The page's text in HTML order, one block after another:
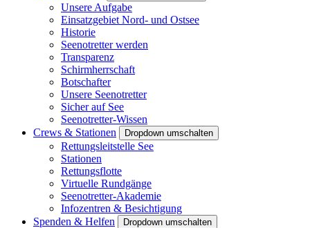
Unsere Aufgabe
Einsatzgebiet Nord- und Ostsee
Historie
Seenotretter werden
Transparenz
Schirmherrschaft
Botschafter
Unsere Seenotretter
Sicher auf See
Seenotretter-Wissen
Crews & Stationen
Dropdown umschalten
Rettungsleitstelle See
Stationen
Rettungsflotte
Virtuelle Rundgänge
Seenotretter-Akademie
Infozentren & Besichtigung
Spenden & Helfen
Dropdown umschalten